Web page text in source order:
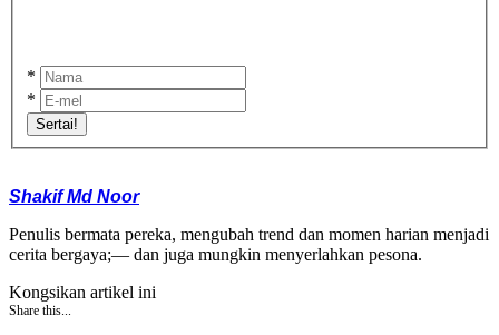
*
*
Sertai!
Shakif Md Noor
Penulis bermata pereka, mengubah trend dan momen harian menjadi
cerita bergaya;— dan juga mungkin menyerlahkan pesona.
Kongsikan artikel ini
Share this...